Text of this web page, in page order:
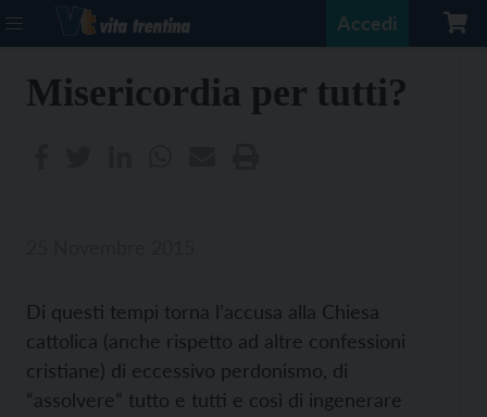
Accedi
Misericordia per tutti?
Di questi tempi torna l’accusa alla Chiesa
cattolica (anche rispetto ad altre confessioni
cristiane) di eccessivo perdonismo, di
“assolvere” tutto e tutti e così di ingenerare